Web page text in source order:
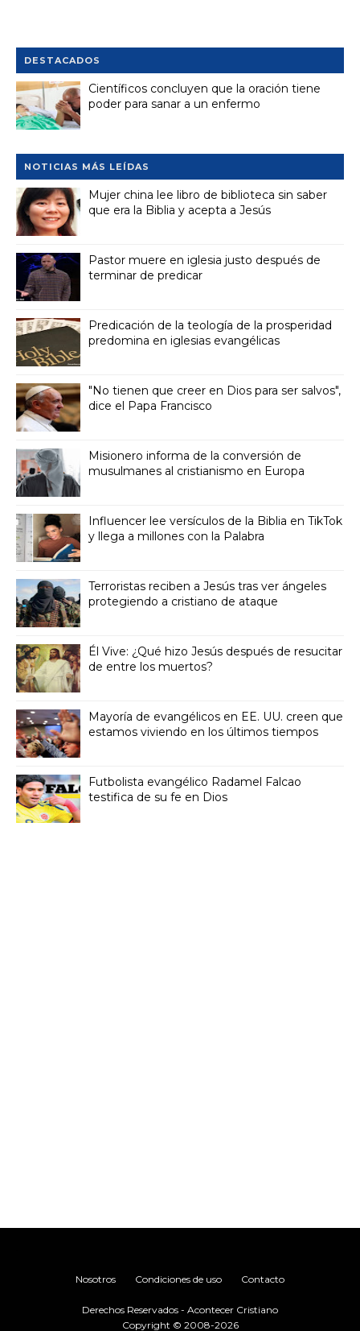
DESTACADOS
Científicos concluyen que la oración tiene
poder para sanar a un enfermo
NOTICIAS MÁS LEÍDAS
Mujer china lee libro de biblioteca sin saber
que era la Biblia y acepta a Jesús
Pastor muere en iglesia justo después de
terminar de predicar
Predicación de la teología de la prosperidad
predomina en iglesias evangélicas
"No tienen que creer en Dios para ser salvos",
dice el Papa Francisco
Misionero informa de la conversión de
musulmanes al cristianismo en Europa
Influencer lee versículos de la Biblia en TikTok
y llega a millones con la Palabra
Terroristas reciben a Jesús tras ver ángeles
protegiendo a cristiano de ataque
Él Vive: ¿Qué hizo Jesús después de resucitar
de entre los muertos?
Mayoría de evangélicos en EE. UU. creen que
estamos viviendo en los últimos tiempos
Futbolista evangélico Radamel Falcao
testifica de su fe en Dios
Nosotros Condiciones de uso Contacto
Derechos Reservados - Acontecer Cristiano
Copyright © 2008-2026